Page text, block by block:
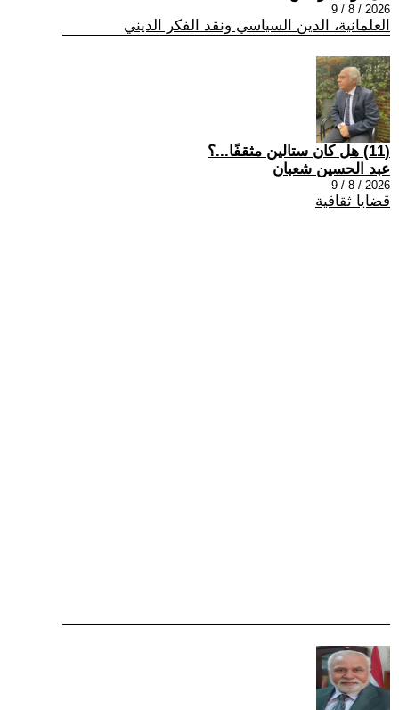
2026 / 8 / 9
العلمانية، الدين السياسي ونقد الفكر الديني
(11) هل كان ستالين مثقفًا...؟
عبد الحسين شعبان
2026 / 8 / 9
قضايا ثقافية